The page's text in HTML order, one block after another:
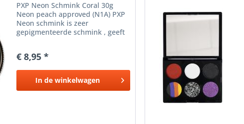
PXP Neon Schmink Coral 30g
Neon peach approved (N1A) PXP
Neon schmink is zeer
gepigmenteerde schmink , geeft
dus perfect voor onder andere
het fijnste lijnwerk. Een Neon...
€ 8,95 *
In de winkelwagen